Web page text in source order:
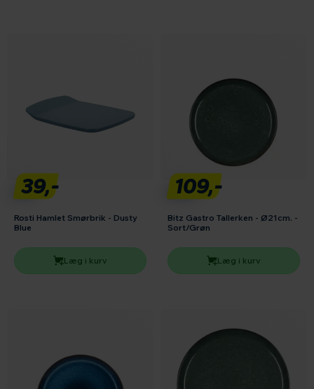
39,-
Rosti Hamlet Smørbrik - Dusty
Blue
Læg i kurv
109,-
Bitz Gastro Tallerken - Ø21cm. -
Sort/Grøn
Læg i kurv